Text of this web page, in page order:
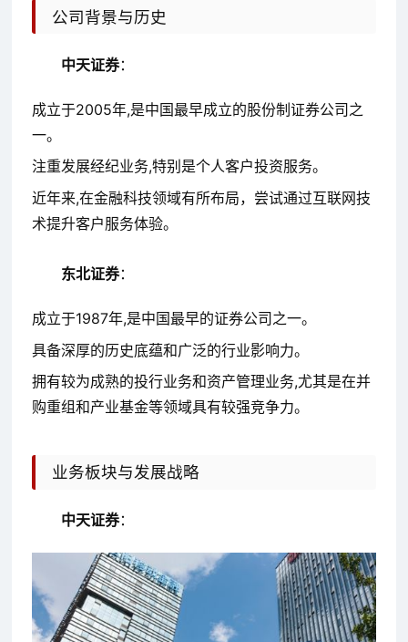
公司背景与历史
中天证券：
成立于2005年,是中国最早成立的股份制证券公司之
一。
注重发展经纪业务,特别是个人客户投资服务。
近年来,在金融科技领域有所布局，尝试通过互联网技
术提升客户服务体验。
东北证券：
成立于1987年,是中国最早的证券公司之一。
具备深厚的历史底蕴和广泛的行业影响力。
拥有较为成熟的投行业务和资产管理业务,尤其是在并
购重组和产业基金等领域具有较强竞争力。
业务板块与发展战略
中天证券：